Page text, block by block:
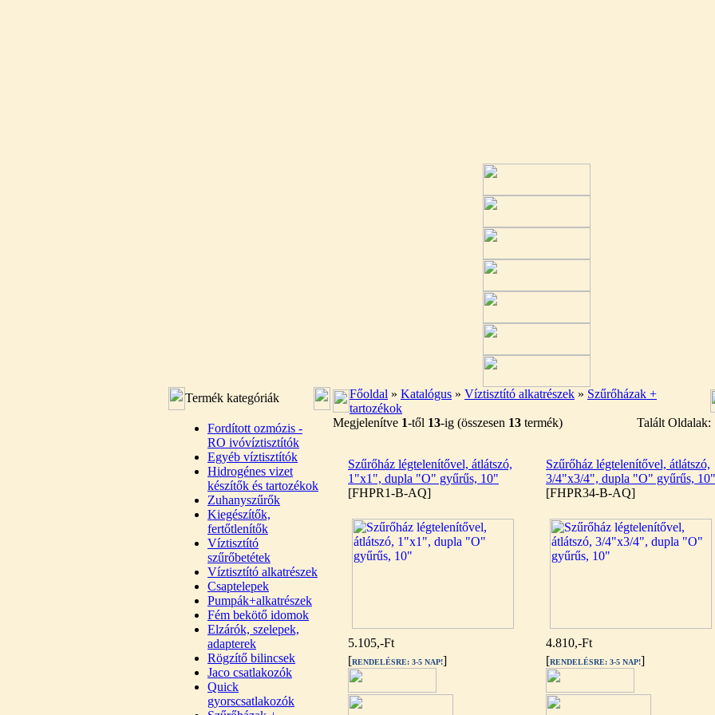
Termék kategóriák
Fordított ozmózis -
RO ivóvíztisztítók
Egyéb víztisztítók
Hidrogénes vizet
készítők és tartozékok
Zuhanyszűrők
Kiegészítők,
fertőtlenítők
Víztisztító
szűrőbetétek
Víztisztító alkatrészek
Csaptelepek
Pumpák+alkatrészek
Fém bekötő idomok
Elzárók, szelepek,
adapterek
Rögzítő bilincsek
Jaco csatlakozók
Quick
gyorscsatlakozók
Főoldal » Katalógus » Víztisztító alkatrészek » Szűrőházak +
tartozékok
Megjelenítve 1-től 13-ig (összesen 13 termék) Talált Oldalak:
Szűrőház légtelenítővel, átlátszó,
1"x1", dupla "O" gyűrűs, 10"
[FHPR1-B-AQ]
5.105,-Ft
[RENDELÉSRE: 3-5 NAP!]
Szűrőház légtelenítővel, átlátszó,
3/4"x3/4", dupla "O" gyűrűs, 10"
[FHPR34-B-AQ]
4.810,-Ft
[RENDELÉSRE: 3-5 NAP!]